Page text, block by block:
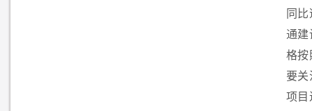
同
通建
格按
要关
项目